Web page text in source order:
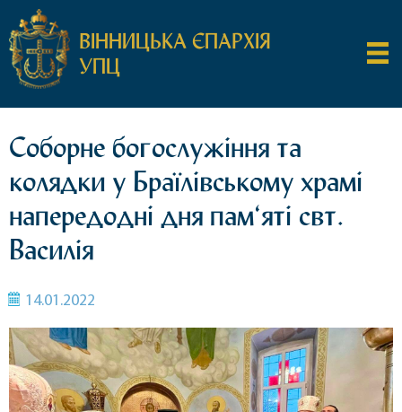
ВІННИЦЬКА ЄПАРХІЯ
УПЦ
Соборне богослужіння та
колядки у Браїлівському храмі
напередодні дня пам‘яті свт.
Василія
14.01.2022